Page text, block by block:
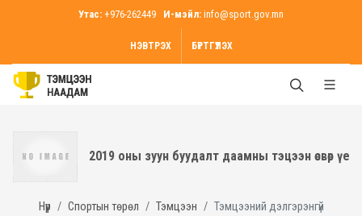
Утас: +976-262449 И-мэйл: info@sport.gov.mn
НЭВТРЭХ БҮРТГҮҮЛЭХ
2019 оны зуун буудалт даамны тэцээн өсвөр үе
Нүүр Спортын төрөл Тэмцээн Тэмцээний дэлгэрэнгүй